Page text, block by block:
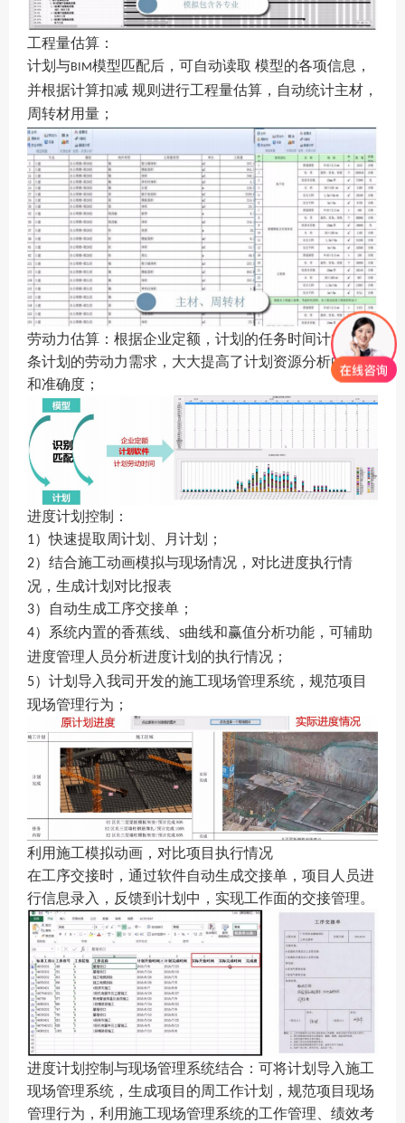
工程量估算：
计划与BIM模型匹配后，可自动读取 模型的各项信息，
并根据计算扣减 规则进行工程量估算，自动统计主材，
周转材用量；
劳动力估算：根据企业定额，计划的任务时间计算出每
条计划的劳动力需求，大大提高了计划资源分析的效率
和准确度；
进度计划控制：
1）快速提取周计划、月计划；
2）结合施工动画模拟与现场情况，对比进度执行情
况，生成计划对比报表
3） 自动生成工序交接单；
4） 系统内置的香蕉线、 S曲线和赢值分析功能，可辅助
进度管理人员分析进度计划的执行情况；
5） 计划导入我司开发的施工现场管理系统，规范项目
现场管理行为；
利用施工模拟动画，对比项目执行情况
在工序交接时，通过软件自动生成交接单，项目人员进
行信息录入，反馈到计划中，实现工作面的交接管理。
进度计划控制与现场管理系统结合：可将计划导入施工
现场管理系统，生成项目的周工作计划，规范项目现场
管理行为，利用施工现场管理系统的工作管理、绩效考